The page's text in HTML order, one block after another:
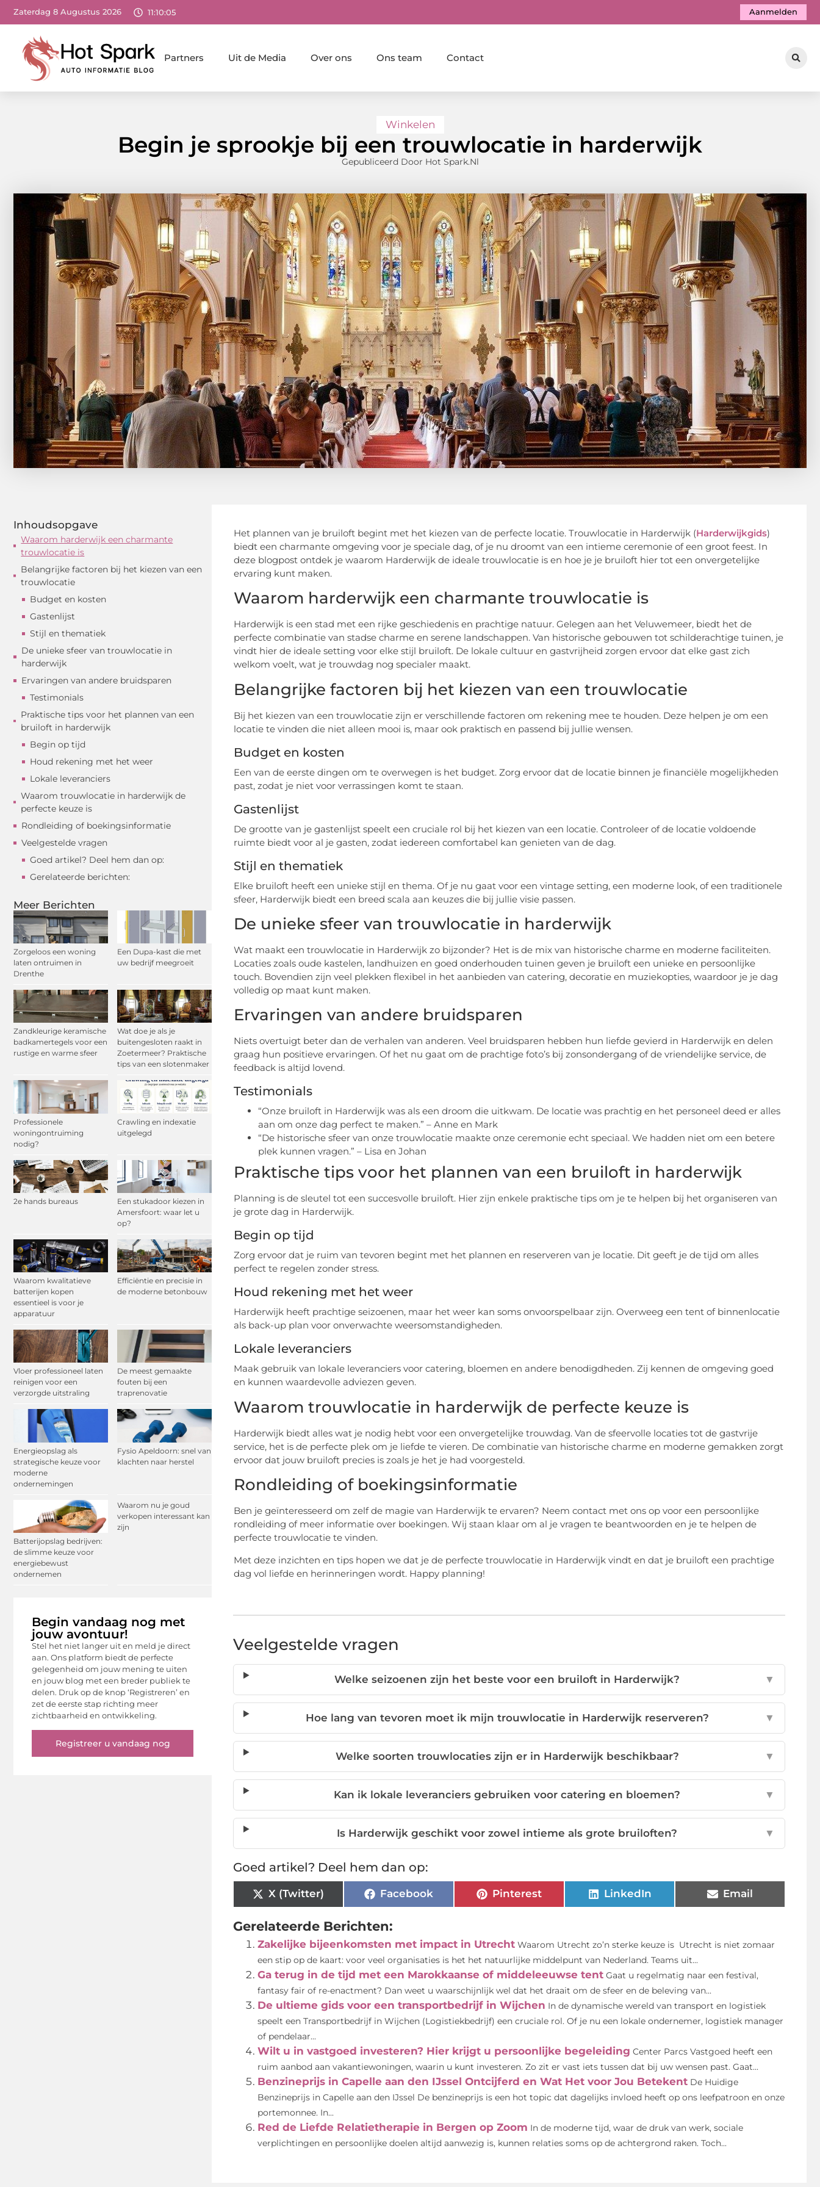
Zaterdag 8 Augustus 2026 11:10:06 Aanmelden
Partners Uit de Media Over ons Ons team Contact
Winkelen
Begin je sprookje bij een trouwlocatie in harderwijk
Gepubliceerd Door Hot Spark.nl
Inhoudsopgave
Waarom harderwijk een charmante
trouwlocatie is
Belangrijke factoren bij het kiezen van een
trouwlocatie
Budget en kosten
Gastenlijst
Stijl en thematiek
De unieke sfeer van trouwlocatie in
harderwijk
Ervaringen van andere bruidsparen
Testimonials
Praktische tips voor het plannen van een
bruiloft in harderwijk
Begin op tijd
Houd rekening met het weer
Lokale leveranciers
Waarom trouwlocatie in harderwijk de
perfecte keuze is
Rondleiding of boekingsinformatie
Veelgestelde vragen
Goed artikel? Deel hem dan op:
Gerelateerde berichten:
Meer Berichten
Zorgeloos een woning
laten ontruimen in
Drenthe
Een Dupa-kast die met
uw bedrijf meegroeit
Zandkleurige keramische
badkamertegels voor een
rustige en warme sfeer
Wat doe je als je
buitengesloten raakt in
Zoetermeer? Praktische
tips van een slotenmaker
Professionele
woningontruiming
nodig?
Crawling en indexatie
uitgelegd
2e hands bureaus
Een stukadoor kiezen in
Amersfoort: waar let u
op?
Waarom kwalitatieve
batterijen kopen
essentieel is voor je
apparatuur
Efficiëntie en precisie in
de moderne betonbouw
Vloer professioneel laten
reinigen voor een
verzorgde uitstraling
De meest gemaakte
fouten bij een
traprenovatie
Energieopslag als
strategische keuze voor
moderne
ondernemingen
Fysio Apeldoorn: snel van
klachten naar herstel
Batterijopslag bedrijven:
de slimme keuze voor
energiebewust
ondernemen
Waarom nu je goud
verkopen interessant kan
zijn
Begin vandaag nog met
jouw avontuur!
Stel het niet langer uit en meld je direct
aan. Ons platform biedt de perfecte
gelegenheid om jouw mening te uiten
en jouw blog met een breder publiek te
delen. Druk op de knop ‘Registreren’ en
zet de eerste stap richting meer
zichtbaarheid en ontwikkeling.
Registreer u vandaag nog
Het plannen van je bruiloft begint met het kiezen van de perfecte locatie. Trouwlocatie in Harderwijk (Harderwijkgids)
biedt een charmante omgeving voor je speciale dag, of je nu droomt van een intieme ceremonie of een groot feest. In
deze blogpost ontdek je waarom Harderwijk de ideale trouwlocatie is en hoe je je bruiloft hier tot een onvergetelijke
ervaring kunt maken.
Waarom harderwijk een charmante trouwlocatie is
Harderwijk is een stad met een rijke geschiedenis en prachtige natuur. Gelegen aan het Veluwemeer, biedt het de
perfecte combinatie van stadse charme en serene landschappen. Van historische gebouwen tot schilderachtige tuinen, je
vindt hier de ideale setting voor elke stijl bruiloft. De lokale cultuur en gastvrijheid zorgen ervoor dat elke gast zich
welkom voelt, wat je trouwdag nog specialer maakt.
Belangrijke factoren bij het kiezen van een trouwlocatie
Bij het kiezen van een trouwlocatie zijn er verschillende factoren om rekening mee te houden. Deze helpen je om een
locatie te vinden die niet alleen mooi is, maar ook praktisch en passend bij jullie wensen.
Budget en kosten
Een van de eerste dingen om te overwegen is het budget. Zorg ervoor dat de locatie binnen je financiële mogelijkheden
past, zodat je niet voor verrassingen komt te staan.
Gastenlijst
De grootte van je gastenlijst speelt een cruciale rol bij het kiezen van een locatie. Controleer of de locatie voldoende
ruimte biedt voor al je gasten, zodat iedereen comfortabel kan genieten van de dag.
Stijl en thematiek
Elke bruiloft heeft een unieke stijl en thema. Of je nu gaat voor een vintage setting, een moderne look, of een traditionele
sfeer, Harderwijk biedt een breed scala aan keuzes die bij jullie visie passen.
De unieke sfeer van trouwlocatie in harderwijk
Wat maakt een trouwlocatie in Harderwijk zo bijzonder? Het is de mix van historische charme en moderne faciliteiten.
Locaties zoals oude kastelen, landhuizen en goed onderhouden tuinen geven je bruiloft een unieke en persoonlijke
touch. Bovendien zijn veel plekken flexibel in het aanbieden van catering, decoratie en muziekopties, waardoor je je dag
volledig op maat kunt maken.
Ervaringen van andere bruidsparen
Niets overtuigt beter dan de verhalen van anderen. Veel bruidsparen hebben hun liefde gevierd in Harderwijk en delen
graag hun positieve ervaringen. Of het nu gaat om de prachtige foto’s bij zonsondergang of de vriendelijke service, de
feedback is altijd lovend.
Testimonials
“Onze bruiloft in Harderwijk was als een droom die uitkwam. De locatie was prachtig en het personeel deed er alles
aan om onze dag perfect te maken.” – Anne en Mark
“De historische sfeer van onze trouwlocatie maakte onze ceremonie echt speciaal. We hadden niet om een betere
plek kunnen vragen.” – Lisa en Johan
Praktische tips voor het plannen van een bruiloft in harderwijk
Planning is de sleutel tot een succesvolle bruiloft. Hier zijn enkele praktische tips om je te helpen bij het organiseren van
je grote dag in Harderwijk.
Begin op tijd
Zorg ervoor dat je ruim van tevoren begint met het plannen en reserveren van je locatie. Dit geeft je de tijd om alles
perfect te regelen zonder stress.
Houd rekening met het weer
Harderwijk heeft prachtige seizoenen, maar het weer kan soms onvoorspelbaar zijn. Overweeg een tent of binnenlocatie
als back-up plan voor onverwachte weersomstandigheden.
Lokale leveranciers
Maak gebruik van lokale leveranciers voor catering, bloemen en andere benodigdheden. Zij kennen de omgeving goed
en kunnen waardevolle adviezen geven.
Waarom trouwlocatie in harderwijk de perfecte keuze is
Harderwijk biedt alles wat je nodig hebt voor een onvergetelijke trouwdag. Van de sfeervolle locaties tot de gastvrije
service, het is de perfecte plek om je liefde te vieren. De combinatie van historische charme en moderne gemakken zorgt
ervoor dat jouw bruiloft precies is zoals je het je had voorgesteld.
Rondleiding of boekingsinformatie
Ben je geïnteresseerd om zelf de magie van Harderwijk te ervaren? Neem contact met ons op voor een persoonlijke
rondleiding of meer informatie over boekingen. Wij staan klaar om al je vragen te beantwoorden en je te helpen de
perfecte trouwlocatie te vinden.
Met deze inzichten en tips hopen we dat je de perfecte trouwlocatie in Harderwijk vindt en dat je bruiloft een prachtige
dag vol liefde en herinneringen wordt. Happy planning!
Veelgestelde vragen
Welke seizoenen zijn het beste voor een bruiloft in Harderwijk? ▼
Hoe lang van tevoren moet ik mijn trouwlocatie in Harderwijk reserveren? ▼
Welke soorten trouwlocaties zijn er in Harderwijk beschikbaar? ▼
Kan ik lokale leveranciers gebruiken voor catering en bloemen? ▼
Is Harderwijk geschikt voor zowel intieme als grote bruiloften? ▼
Goed artikel? Deel hem dan op:
X (Twitter) Facebook Pinterest LinkedIn Email
Gerelateerde Berichten:
Zakelijke bijeenkomsten met impact in Utrecht Waarom Utrecht zo’n sterke keuze is Utrecht is niet zomaar
een stip op de kaart: voor veel organisaties is het het natuurlijke middelpunt van Nederland. Teams uit...
Ga terug in de tijd met een Marokkaanse of middeleeuwse tent Gaat u regelmatig naar een festival,
fantasy fair of re-enactment? Dan weet u waarschijnlijk wel dat het draait om de sfeer en de beleving van...
De ultieme gids voor een transportbedrijf in Wijchen In de dynamische wereld van transport en logistiek
speelt een Transportbedrijf in Wijchen (Logistiekbedrijf) een cruciale rol. Of je nu een lokale ondernemer, logistiek manager
of pendelaar...
Wilt u in vastgoed investeren? Hier krijgt u persoonlijke begeleiding Center Parcs Vastgoed heeft een
ruim aanbod aan vakantiewoningen, waarin u kunt investeren. Zo zit er vast iets tussen dat bij uw wensen past. Gaat...
Benzineprijs in Capelle aan den IJssel Ontcijferd en Wat Het voor Jou Betekent De Huidige
Benzineprijs in Capelle aan den IJssel De benzineprijs is een hot topic dat dagelijks invloed heeft op ons leefpatroon en onze
portemonnee. In...
Red de Liefde Relatietherapie in Bergen op Zoom In de moderne tijd, waar de druk van werk, sociale
verplichtingen en persoonlijke doelen altijd aanwezig is, kunnen relaties soms op de achtergrond raken. Toch...